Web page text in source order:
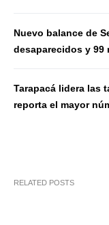
Nuevo balance de
desaparecidos y 99
Tarapacá lidera las
reporta el mayor
RELATED POSTS